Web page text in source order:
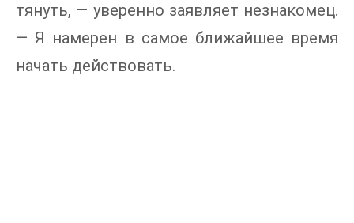
тянуть, — уверенно заявляет незнакомец.
— Я намерен в самое ближайшее время
начать действовать.